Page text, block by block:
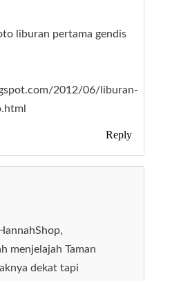
liburan pertama gendis
2012/06/liburan-
Reply
menjelajah Taman
dekat tapi